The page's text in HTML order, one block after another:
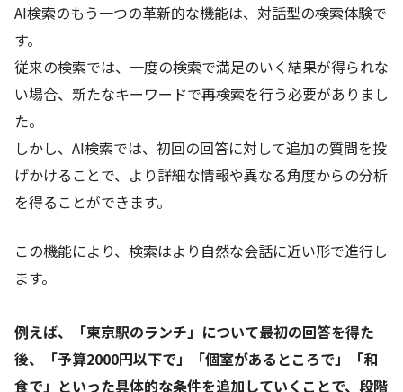
AI検索のもう一つの革新的な機能は、対話型の検索体験で
す。
従来の検索では、一度の検索で満足のいく結果が得られな
い場合、新たなキーワードで再検索を行う必要がありまし
た。
しかし、AI検索では、初回の回答に対して追加の質問を投
げかけることで、より詳細な情報や異なる角度からの分析
を得ることができます。
この機能により、検索はより自然な会話に近い形で進行し
ます。
例えば、「東京駅のランチ」について最初の回答を得た
後、「予算2000円以下で」「個室があるところで」「和
食で」といった具体的な条件を追加していくことで、段階